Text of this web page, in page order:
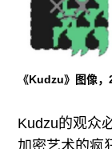
《Kudzu》图像
Kudzu的观众
加密艺术的疯